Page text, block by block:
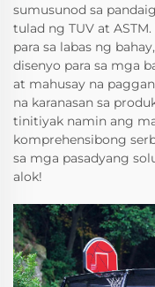
sumusunod sa
tulad ng TUV at
para sa labas ng
disenyo para sa mga
at mahusay na
na karanasan sa
tinitiyak namin ang
komprehensibong
sa mga pasadyang
alok!